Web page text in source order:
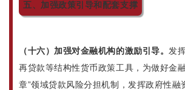
五、加强政策引导和配套支撑
（十六）加强对金融机构的激励引导。 发
再贷款等结构性货币政策工具，为做好金
章”领域贷款风险分担机制，发挥政府性